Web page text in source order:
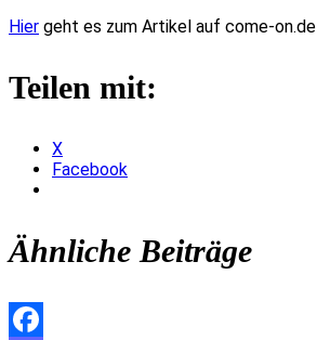
Hier geht es zum Artikel auf come-on.de
Teilen mit:
X
Facebook
Ähnliche Beiträge